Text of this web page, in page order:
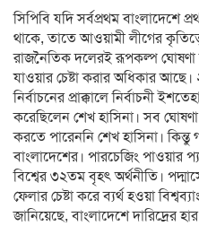
সিপিবি যদি সর্বপ্রথম বাংলাদেশে
থাকে, তাতে আওয়ামী লীগের
রাজনৈতিক দলেরই রূপকল্প ঘোষণা
যাওয়ার চেষ্টা করার অধিকার
নির্বাচনের প্রাক্কালে নির্বাচনী
করেছিলেন শেখ হাসিনা। সব
করতে পারেননি শেখ হাসিনা।
বাংলাদেশের। পারচেজিং পাওয়ার
বিশ্বের ৩২তম বৃহৎ অর্থনীতি।
ফেলার চেষ্টা করে ব্যর্থ হওয়া
জানিয়েছে, বাংলাদেশে দারিদ্রের